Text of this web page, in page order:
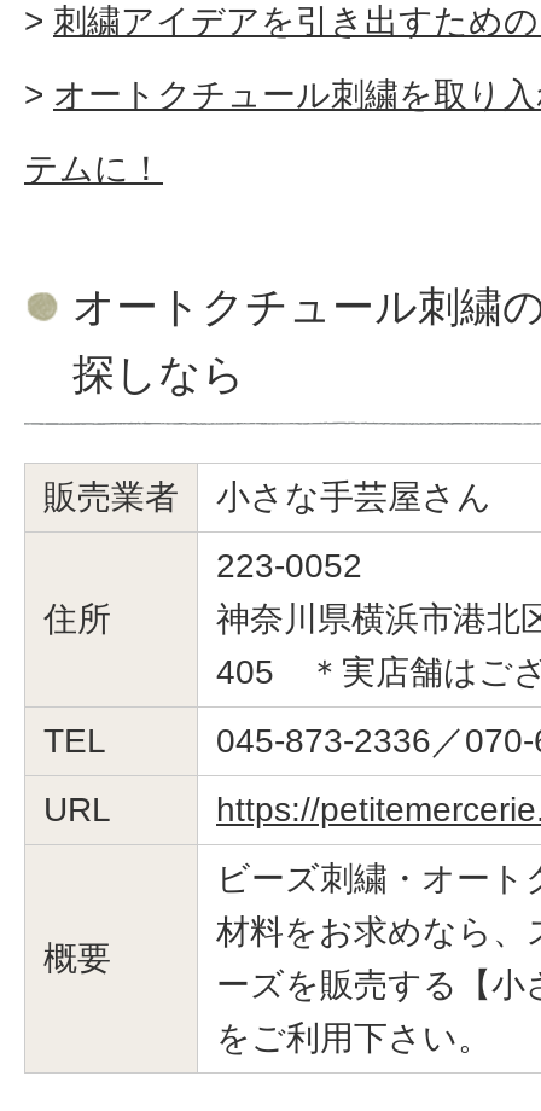
刺繍アイデアを引き出すため
オートクチュール刺繍を取り
テムに！
オートクチュール刺繍
探しなら
販売業者 小さな手芸屋さん
住所
223-0052
神奈川県横浜市港北
405 ＊実店舗はご
TEL
045-873-2336／
URL
https://
概要
ビーズ刺繍・オー
材料をお求めなら
ーズを販売する【小
をご利用下さい。